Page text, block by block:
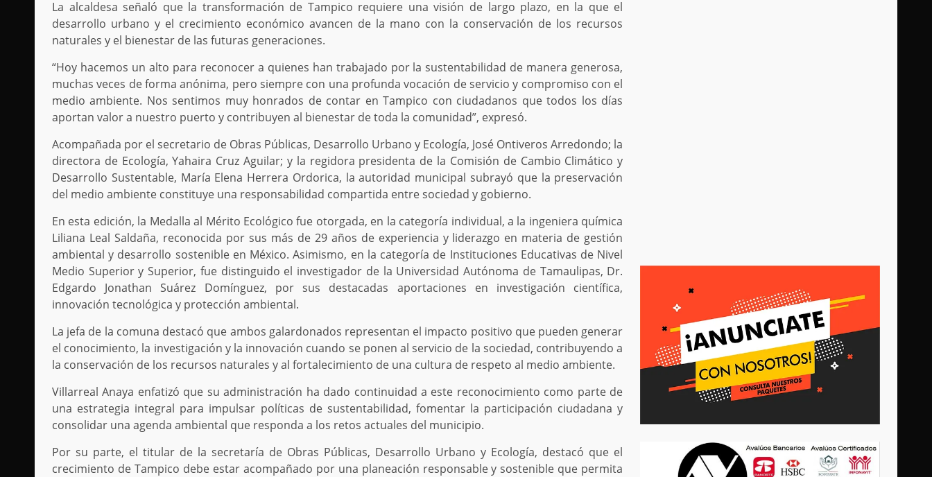
La alcaldesa señaló que la transformación de Tampico requiere una visión de largo plazo, en la que el
desarrollo urbano y el crecimiento económico avancen de la mano con la conservación de los recursos
naturales y el bienestar de las futuras generaciones.
“Hoy hacemos un alto para reconocer a quienes han trabajado por la sustentabilidad de manera generosa,
muchas veces de forma anónima, pero siempre con una profunda vocación de servicio y compromiso con el
medio ambiente. Nos sentimos muy honrados de contar en Tampico con ciudadanos que todos los días
aportan valor a nuestro puerto y contribuyen al bienestar de toda la comunidad”, expresó.
Acompañada por el secretario de Obras Públicas, Desarrollo Urbano y Ecología, José Ontiveros Arredondo; la
directora de Ecología, Yahaira Cruz Aguilar; y la regidora presidenta de la Comisión de Cambio Climático y
Desarrollo Sustentable, María Elena Herrera Ordorica, la autoridad municipal subrayó que la preservación
del medio ambiente constituye una responsabilidad compartida entre sociedad y gobierno.
En esta edición, la Medalla al Mérito Ecológico fue otorgada, en la categoría individual, a la ingeniera química
Liliana Leal Saldaña, reconocida por sus más de 29 años de experiencia y liderazgo en materia de gestión
ambiental y desarrollo sostenible en México. Asimismo, en la categoría de Instituciones Educativas de Nivel
Medio Superior y Superior, fue distinguido el investigador de la Universidad Autónoma de Tamaulipas, Dr.
Edgardo Jonathan Suárez Domínguez, por sus destacadas aportaciones en investigación científica,
innovación tecnológica y protección ambiental.
La jefa de la comuna destacó que ambos galardonados representan el impacto positivo que pueden generar
el conocimiento, la investigación y la innovación cuando se ponen al servicio de la sociedad, contribuyendo a
la conservación de los recursos naturales y al fortalecimiento de una cultura de respeto al medio ambiente.
Villarreal Anaya enfatizó que su administración ha dado continuidad a este reconocimiento como parte de
una estrategia integral para impulsar políticas de sustentabilidad, fomentar la participación ciudadana y
consolidar una agenda ambiental que responda a los retos actuales del municipio.
Por su parte, el titular de la secretaría de Obras Públicas, Desarrollo Urbano y Ecología, destacó que el
crecimiento de Tampico debe estar acompañado por una planeación responsable y sostenible que permita